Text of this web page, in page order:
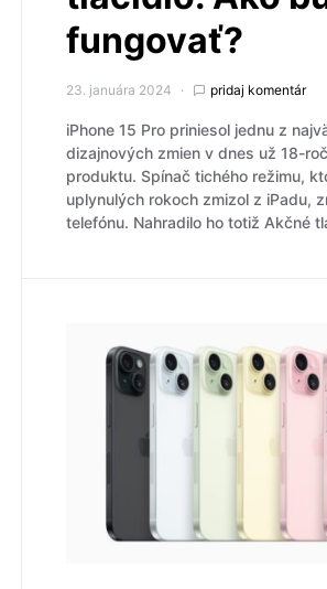
fungovať?
23. januára 2024 pridaj komentár
iPhone 15 Pro priniesol jednu z
dizajnových zmien v dnes už 18-
produktu. Spínač tichého režimu,
uplynulých rokoch zmizol z iPadu,
telefónu. Nahradilo ho totiž Akčné